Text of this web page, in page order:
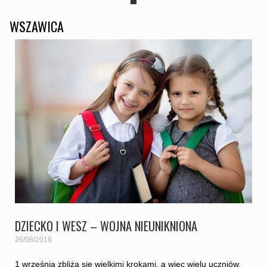
WSZAWICA
DZIECKO I WESZ – WOJNA NIEUNIKNIONA
26/08/2016
1 września zbliża się wielkimi krokami, a więc wielu uczniów,